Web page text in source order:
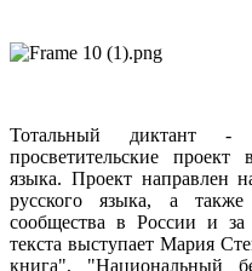
Тотальный диктант -
просветительские проект
языка. Проект направлен
русского языка, а также
сообщества в России и
текста выступает Мария
книга", "Национальный